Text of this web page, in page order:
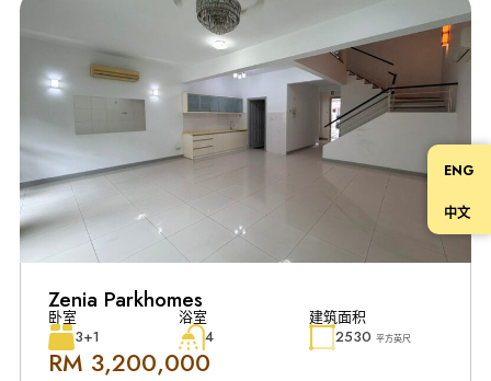
Zenia Parkhomes
卧室
3+1
浴室
4
建筑面积
2530 平方英尺
RM 3,200,000
ENG
中文